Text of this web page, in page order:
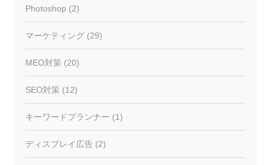
Photoshop (2)
マーケティング (29)
MEO対策 (20)
SEO対策 (12)
キーワードプランナー (1)
ディスプレイ広告 (2)